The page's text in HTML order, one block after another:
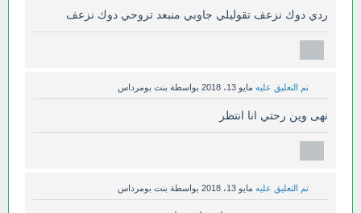
ردي دوك نزعف تقوليلي جاوبي منبعد تروحي دوك نزعف
تم التعليق عليه مايو 13، 2018 بواسطة بنت بومرداس
نهى وين رحتي انا انتظر
تم التعليق عليه مايو 13، 2018 بواسطة بنت بومرداس